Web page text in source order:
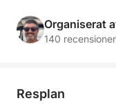
fängslande
panoramautsikter
inklusive Grotta
Organiserat
140 recensioner
Resplan